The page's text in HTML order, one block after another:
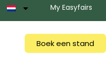
My Easyfairs
Boek een stand